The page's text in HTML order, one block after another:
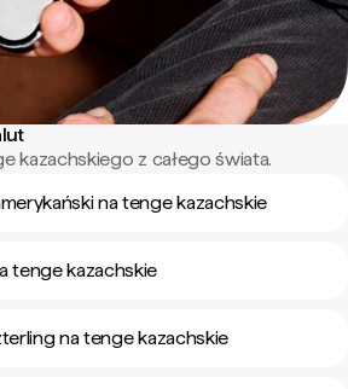
kazachskiego z całego świata.
na tenge kazachskie
tenge kazachskie
na tenge kazachskie